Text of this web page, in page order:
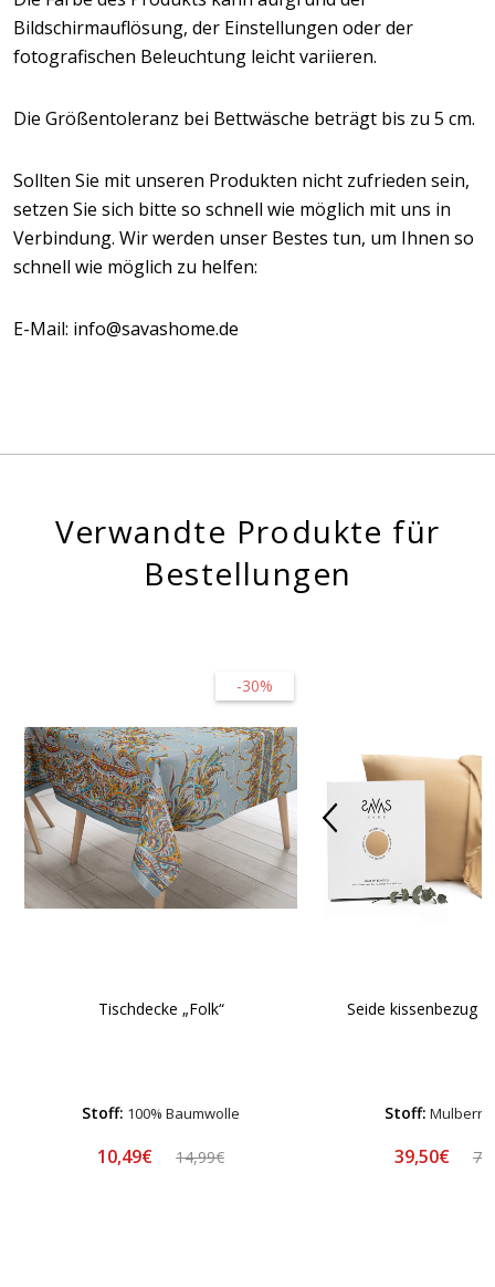
Bildschirmauflösung, der Einstellungen oder der
fotografischen Beleuchtung leicht variieren.
Die Größentoleranz bei Bettwäsche beträgt bis zu 5 cm.
Sollten Sie mit unseren Produkten nicht zufrieden sein,
setzen Sie sich bitte so schnell wie möglich mit uns in
Verbindung. Wir werden unser Bestes tun, um Ihnen so
schnell wie möglich zu helfen:
E-Mail: info@savashome.de
Verwandte Produkte für
Bestellungen
-30%
Tischdecke „Folk“
Stoff: 100% Baumwolle
10,49€ 14,99€
Seide kissenbezug
Stoff: Mulberry
39,50€